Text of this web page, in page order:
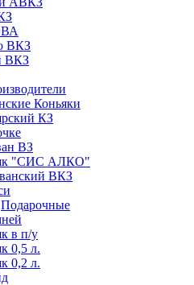
ВКЗ
ВКЗ
Коньяки
КЗ
ВЗ
"СИС АЛКО"
ВКЗ
Подарочные
в п/у
0,5 л.
0,2 л.